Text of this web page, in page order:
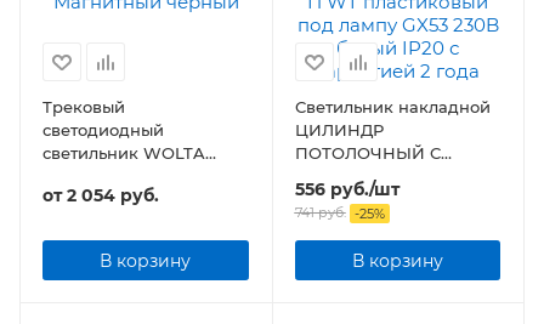
Трековый
светодиодный
светильник WOLTA
IP40 Магнитный
от2 054 руб.
В корзину
Светильник накладной
ЦИЛИНДР
ПОТОЛОЧНЫЙ С
ПОДСВЕТКОЙ-GX53-П
WT пластиковый под
лампу GX53 230B белый
IP20
556руб./шт
741руб. -25%
В корзину